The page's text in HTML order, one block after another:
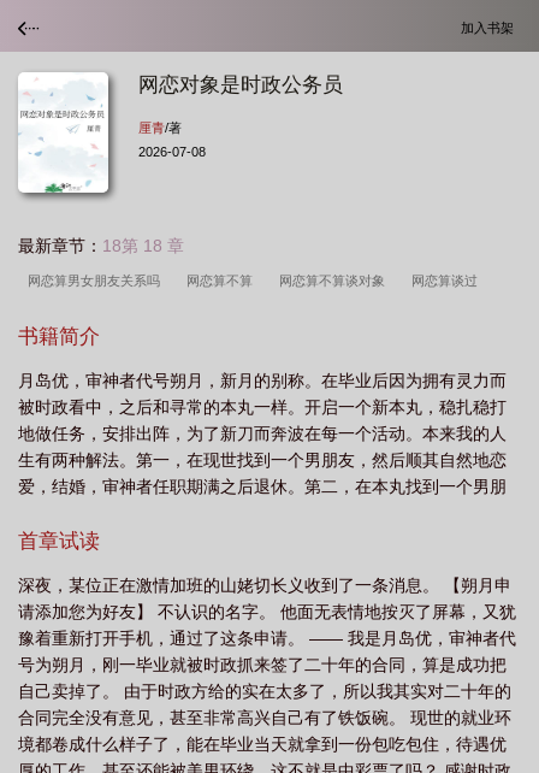
加入书架
网恋对象是时政公务员
厘青/著
2026-07-08
最新章节： 18第 18 章
网恋算男女朋友关系吗 网恋算不算 网恋算不算谈对象 网恋算谈过
算对象吗
吗? 网恋对象是什么关系 网恋对象是时政公务员晋江 网恋算什么关
系 网恋算不算恋爱? 网恋算真正的恋爱吗 网恋对象是男朋友吗 网恋算
对象吗 网恋属于谈恋爱吗 网恋算搞对象吗 网恋算对象嘛 网恋对象是时
政公务员怎么办 网恋算不算真正的谈恋爱 网恋算谈恋爱? 网恋算谈对象
书籍简介
月岛优，审神者代号朔月，新月的别称。在毕业后因为拥有灵力而
被时政看中，之后和寻常的本丸一样。开启一个新本丸，稳扎稳打
地做任务，安排出阵，为了新刀而奔波在每一个活动。本来我的人
生有两种解法。第一，在现世找到一个男朋友，然后顺其自然地恋
爱，结婚，审神者任职期满之后退休。第二，在本丸找到一个男朋
在，出现了第三种我从未预料到的可能性。我，和时政公务员网恋
前辈真的很不愿意和我见面……甚至连语音和照片都非常吝啬。怎
么会这样呢？我们不是恋爱关系吗？因为这件事，近侍长谷部已经
无数次提出质疑，怀疑对方是网络诈骗，劝我快点分手了。可由于
我真的很喜欢我的网恋对象，实在是……做不到嘛。直到某天忍无
可忍之下，我猜测他是不是——“难道是因为什么太过自卑之类的理
由，所以才迟迟不肯透露个人信息？！呀，反正蓝钻前辈平时看起
来也很社恐的样子，说不定是不敢和我下线见面呢？一定是这样
首章试读
深夜，某位正在激情加班的山姥切长义收到了一条消息。 【朔月申
请添加您为好友】 不认识的名字。 他面无表情地按灭了屏幕，又犹
豫着重新打开手机，通过了这条申请。 —— 我是月岛优，审神者代
号为朔月，刚一毕业就被时政抓来签了二十年的合同，算是成功把
自己卖掉了。 由于时政方给的实在太多了，所以我其实对二十年的
合同完全没有意见，甚至非常高兴自己有了铁饭碗。 现世的就业环
境都卷成什么样子了，能在毕业当天就拿到一份包吃包住，待遇优